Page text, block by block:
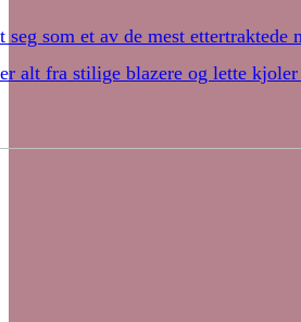
som et av de mest ettertraktede
alt fra stilige blazere og lette